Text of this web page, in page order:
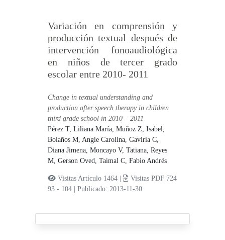
Variación en comprensión y
producción textual después de
intervención fonoaudiológica
en niños de tercer grado
escolar entre 2010- 2011
Change in textual understanding and
production after speech therapy in children
third grade school in 2010 – 2011
Pérez T, Liliana María,Muñoz Z, Isabel,
Bolaños M, Angie Carolina,Gaviria C,
Diana Jimena,Moncayo V, Tatiana,Reyes
M, Gerson Oved,Taimal C, Fabio Andrés
Visitas Artículo 1464 |
Visitas PDF 724
93 - 104
|Publicado: 2013-11-30